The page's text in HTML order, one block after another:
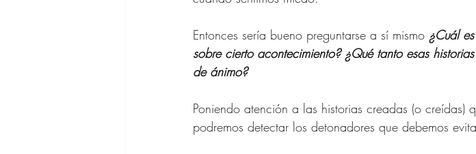
Ofertas Banana Republic
Entonces sería bueno preguntarse a sí mismo ¿Cuál
sobre cierto acontecimiento? ¿Qué tanto esas
de ánimo?
Poniendo atención a las historias creadas (o creídas)
podremos detectar los detonadores que debemos